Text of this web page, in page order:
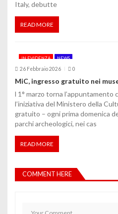
Italy, debutte
READ MORE
IN EVIDENZA NEWS
26 Febbraio 2026 0
MiC, ingresso gratuito nei
l 1° marzo torna l’appuntamento
l’iniziativa del Ministero della
gratuito – ogni prima domenica
parchi archeologici, nei cas
READ MORE
COMMENT HERE